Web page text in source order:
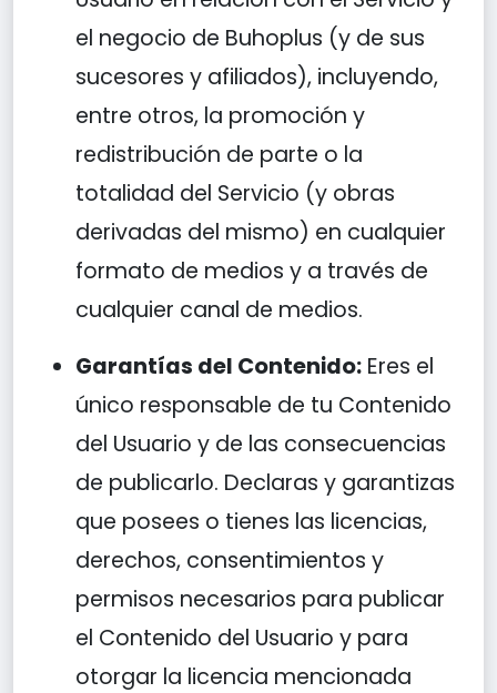
el negocio de Buhoplus (y de sus
sucesores y afiliados), incluyendo,
entre otros, la promoción y
redistribución de parte o la
totalidad del Servicio (y obras
derivadas del mismo) en cualquier
formato de medios y a través de
cualquier canal de medios.
Garantías del Contenido: Eres el
único responsable de tu Contenido
del Usuario y de las consecuencias
de publicarlo. Declaras y garantizas
que posees o tienes las licencias,
derechos, consentimientos y
permisos necesarios para publicar
el Contenido del Usuario y para
otorgar la licencia mencionada